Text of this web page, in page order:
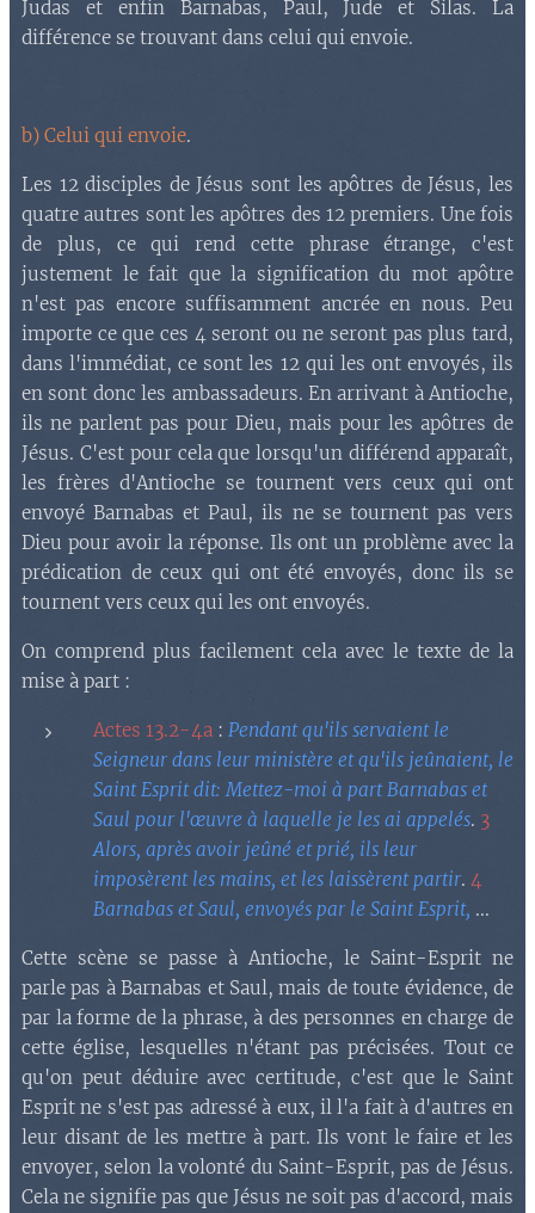
Judas et enfin Barnabas, Paul, Jude et Silas. La
différence se trouvant dans celui qui envoie.
b) Celui qui envoie.
Les 12 disciples de Jésus sont les apôtres de Jésus, les
quatre autres sont les apôtres des 12 premiers. Une fois
de plus, ce qui rend cette phrase étrange, c'est
justement le fait que la signification du mot apôtre
n'est pas encore suffisamment ancrée en nous. Peu
importe ce que ces 4 seront ou ne seront pas plus tard,
dans l'immédiat, ce sont les 12 qui les ont envoyés, ils
en sont donc les ambassadeurs. En arrivant à Antioche,
ils ne parlent pas pour Dieu, mais pour les apôtres de
Jésus. C'est pour cela que lorsqu'un différend apparaît,
les frères d'Antioche se tournent vers ceux qui ont
envoyé Barnabas et Paul, ils ne se tournent pas vers
Dieu pour avoir la réponse. Ils ont un problème avec la
prédication de ceux qui ont été envoyés, donc ils se
tournent vers ceux qui les ont envoyés.
On comprend plus facilement cela avec le texte de la
mise à part :
Actes 13.2-4a : Pendant qu'ils servaient le
Seigneur dans leur ministère et qu'ils jeûnaient, le
Saint Esprit dit: Mettez-moi à part Barnabas et
Saul pour l'œuvre à laquelle je les ai appelés. 3
Alors, après avoir jeûné et prié, ils leur
imposèrent les mains, et les laissèrent partir. 4
Barnabas et Saul, envoyés par le Saint Esprit, ...
Cette scène se passe à Antioche, le Saint-Esprit ne
parle pas à Barnabas et Saul, mais de toute évidence, de
par la forme de la phrase, à des personnes en charge de
cette église, lesquelles n'étant pas précisées. Tout ce
qu'on peut déduire avec certitude, c'est que le Saint
Esprit ne s'est pas adressé à eux, il l'a fait à d'autres en
leur disant de les mettre à part. Ils vont le faire et les
envoyer, selon la volonté du Saint-Esprit, pas de Jésus.
Cela ne signifie pas que Jésus ne soit pas d'accord, mais